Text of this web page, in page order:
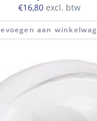
€16,80 excl. btw
aan